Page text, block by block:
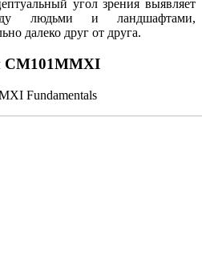
угол зрения выявляет
людьми и ландшафтами,
далеко друг от друга.
CM101MMXI
Fundamentals